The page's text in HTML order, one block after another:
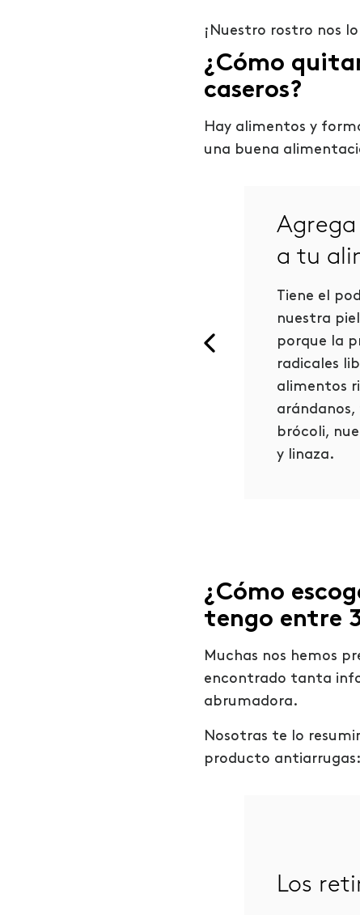
¡Nuestro rostro nos
¿Cómo
caseros?
Hay alimentos y
una buena
a tu
Tiene el
nuestra
porque la
radicales
alimentos
arándanos,
brócoli,
y linaza.
¿Cómo
tengo entre
Muchas nos hemos
encontrado tanta
abrumadora.
Nosotras te lo
producto antiarrugas:
Los